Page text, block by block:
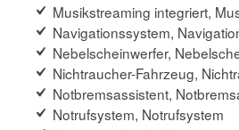
Musikstreaming integriert,
Navigationssystem,
Nebelscheinwerfer,
Nichtraucher-Fahrzeug,
Notbremsassistent,
Notrufsystem, Notrufsystem